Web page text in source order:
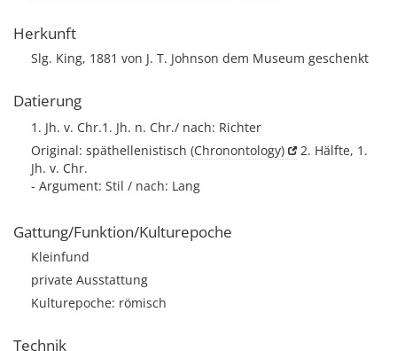
Herkunft
Slg. King, 1881 von J. T. Johnson dem Museum geschenkt
Datierung
1. Jh. v. Chr.1. Jh. n. Chr./ nach: Richter
Original: späthellenistisch (Chronontology)
2. Hälfte, 1.
Jh. v. Chr.
- Argument: Stil / nach: Lang
Gattung/Funktion/Kulturepoche
Kleinfund
private Ausstattung
Kulturepoche: römisch
Technik